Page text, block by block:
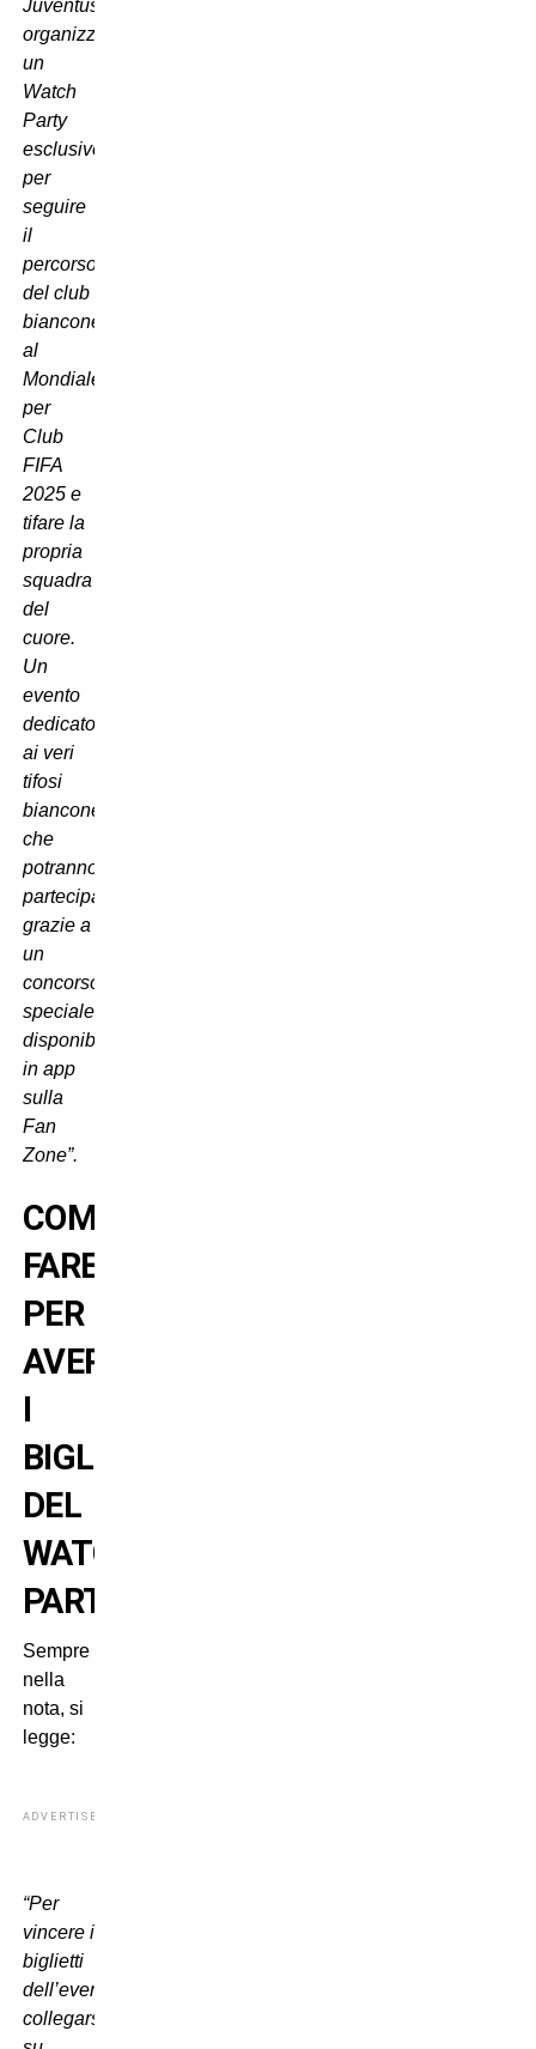
Juventus
organizzano
un
Watch
Party
esclusivo
per
seguire
il
percorso
del club
bianconero
al
Mondiale
per
Club
FIFA
2025 e
tifare la
propria
squadra
del
cuore.
Un
evento
dedicato
ai veri
tifosi
bianconeri
che
potranno
partecipare
grazie a
un
concorso
speciale,
disponibile
in app
sulla
Fan
Zone”.
COME
FARE
PER
AVERE
I
BIGLIETTI
DEL
WATCH
PARTY
Sempre
nella
nota, si
legge:
ADVERTISEMENT
“Per
vincere i
biglietti
dell’evento basterà
collegarsi